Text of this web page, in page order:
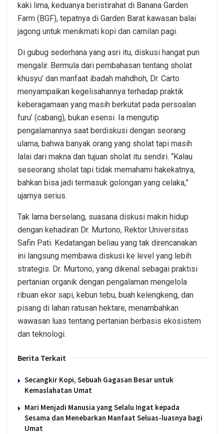
kaki lima, keduanya beristirahat di Banana Garden
Farm (BGF), tepatnya di Garden Barat kawasan balai
jagong untuk menikmati kopi dan camilan pagi.
Di gubug sederhana yang asri itu, diskusi hangat pun
mengalir. Bermula dari pembahasan tentang sholat
khusyu’ dan manfaat ibadah mahdhoh, Dr. Carto
menyampaikan kegelisahannya terhadap praktik
keberagamaan yang masih berkutat pada persoalan
furu’ (cabang), bukan esensi. Ia mengutip
pengalamannya saat berdiskusi dengan seorang
ulama, bahwa banyak orang yang sholat tapi masih
lalai dari makna dan tujuan sholat itu sendiri. “Kalau
seseorang sholat tapi tidak memahami hakekatnya,
bahkan bisa jadi termasuk golongan yang celaka,”
ujarnya serius.
Tak lama berselang, suasana diskusi makin hidup
dengan kehadiran Dr. Murtono, Rektor Universitas
Safin Pati. Kedatangan beliau yang tak direncanakan
ini langsung membawa diskusi ke level yang lebih
strategis. Dr. Murtono, yang dikenal sebagai praktisi
pertanian organik dengan pengalaman mengelola
ribuan ekor sapi, kebun tebu, buah kelengkeng, dan
pisang di lahan ratusan hektare, menambahkan
wawasan luas tentang pertanian berbasis ekosistem
dan teknologi.
Berita Terkait
Secangkir Kopi, Sebuah Gagasan Besar untuk
Kemaslahatan Umat
Mari Menjadi Manusia yang Selalu Ingat kepada
Sesama dan Menebarkan Manfaat Seluas-luasnya bagi
Umat